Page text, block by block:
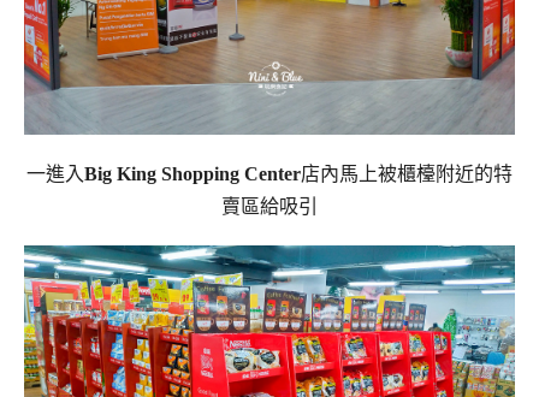
一進入Big King Shopping Center店內馬上被櫃檯附近的特
賣區給吸引